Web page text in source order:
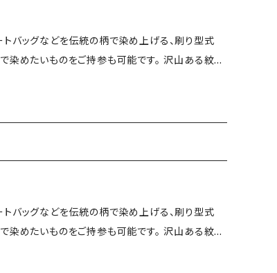
体験チケットに記入し、発送いたします。 ※ 市内
持ち帰り出来ます
トバッグなどを伝統の柄で染め上げる、刷り型式
染めたいものをご持参も可能です。 沢山ある紋様
紙は数十通りの紋様とサイズも数種類あ
体験チケットに記入し、発送いたします。 ※ 市内
当日お持ち帰り出来ます
トバッグなどを伝統の柄で染め上げる、刷り型式
染めたいものをご持参も可能です。 沢山ある紋様